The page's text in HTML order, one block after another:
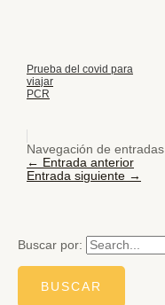
Prueba del covid para
viajar
PCR
Navegación de entradas
← Entrada anterior
Entrada siguiente →
Buscar por: